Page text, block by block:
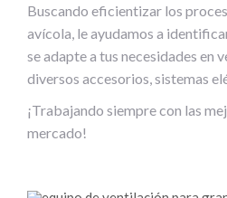
Buscando eficientizar los
avícola, le ayudamos a
se adapte a tus necesidades en
diversos accesorios, sistemas
¡Trabajando siempre con las
mercado!